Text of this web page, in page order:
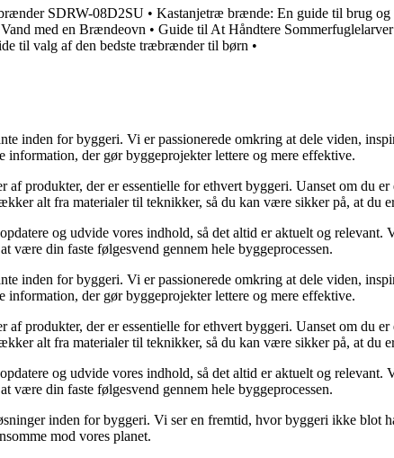
SDRW-08D2SU • Kastanjetræ brænde: En guide til brug og
med en Brændeovn • Guide til At Håndtere
til valg af den bedste træbrænder til børn •
inden for byggeri. Vi er passionerede omkring at dele viden,
der gør byggeprojekter lettere og mere effektive.
produkter, der er essentielle for ethvert byggeri. Uanset om du
alt fra materialer til teknikker, så du kan være sikker på, at du
og udvide vores indhold, så det altid er aktuelt og relevant.
være din faste følgesvend gennem hele byggeprocessen.
inden for byggeri. Vi er passionerede omkring at dele viden,
der gør byggeprojekter lettere og mere effektive.
produkter, der er essentielle for ethvert byggeri. Uanset om du
alt fra materialer til teknikker, så du kan være sikker på, at du
og udvide vores indhold, så det altid er aktuelt og relevant.
være din faste følgesvend gennem hele byggeprocessen.
inden for byggeri. Vi ser en fremtid, hvor byggeri ikke blot
mod vores planet.